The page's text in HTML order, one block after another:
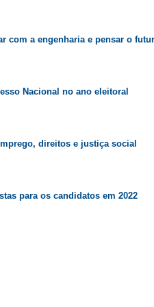
com a engenharia e pensar o
Nacional no ano eleitoral
direitos e justiça social
para os candidatos em 2022